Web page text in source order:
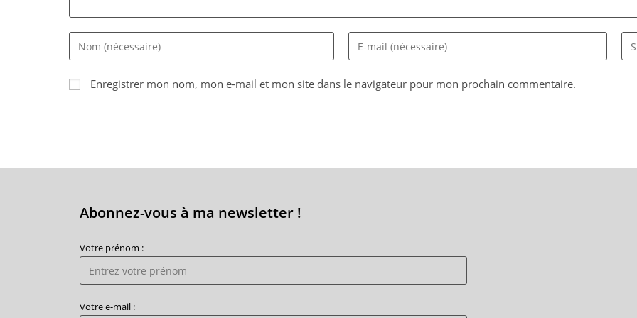
Enter
your
name
or
Enter
your
address
Enregistrer mon nom, mon e-mail et mon site dans le navigateur pour mon prochain commentaire.
Abonnez-vous à ma newsletter !
Votre prénom :
Votre e-mail :